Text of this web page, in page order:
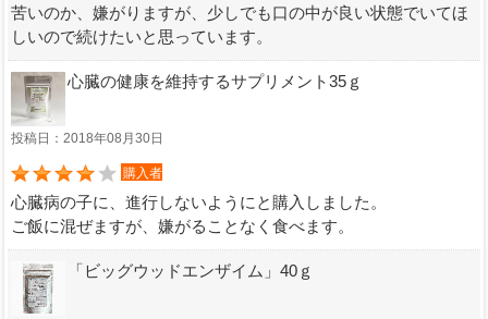
苦いのか、嫌がりますが、少しでも口の中が良い状態でいてほ
しいので続けたいと思っています。
心臓の健康を維持するサプリメント35ｇ
投稿日：2018年08月30日
購入者
心臓病の子に、進行しないようにと購入しました。
ご飯に混ぜますが、嫌がることなく食べます。
「ビッグウッドエンザイム」40ｇ